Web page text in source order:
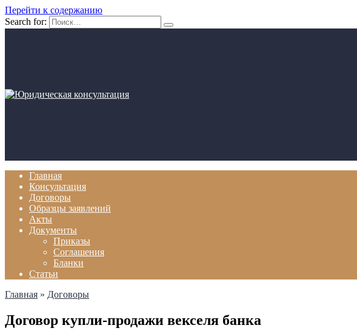
Перейти к содержанию
Search for:
Главная
Консультация
Договоры
Образцы заявлений
Акты
Документы
Приказы
Соглашения
Бланки
Статьи
Главная » Договоры
Договор купли-продажи векселя банка